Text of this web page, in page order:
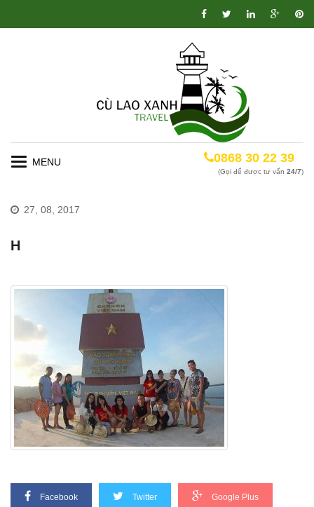
Toggle
0868 30 22 39
(Gọi để được tư vấn 24/7)
27, 08, 2017
H
Facebook Twitter Google Plus